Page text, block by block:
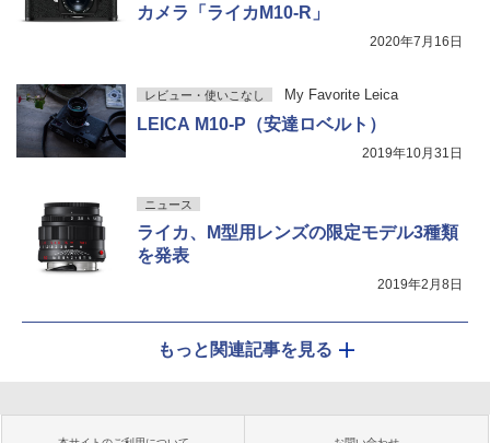
カメラ「ライカM10-R」
2020年7月16日
レビュー・使いこなし My Favorite Leica
LEICA M10-P（安達ロベルト）
2019年10月31日
ニュース
ライカ、M型用レンズの限定モデル3種類
を発表
2019年2月8日
もっと関連記事を見る